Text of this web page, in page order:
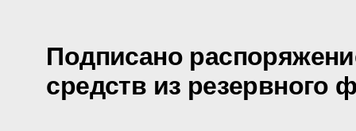
Подписано
средств из резервного